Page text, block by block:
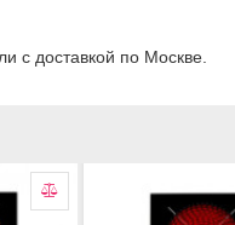
с доставкой по Москве.